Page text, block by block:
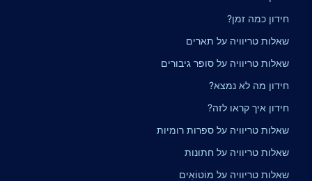
חידון כמה זמן?
שאלות טריוויה על תארים
שאלות טריוויה על סופר גיבורים
חידון מה לא נמצא?
חידון איך קראו לזה?
שאלות טריוויה על ספרות רומיות
שאלות טריוויה על חתונות
שאלות טריוויה על מוֹטוֹאִים